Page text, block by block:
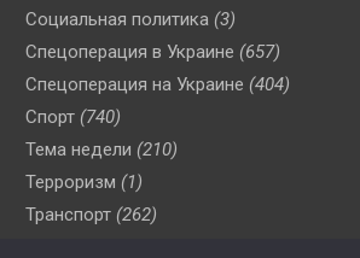
Социальная политика (3)
Спецоперация в Украине (657)
Спецоперация на Украине (404)
Спорт (740)
Тема недели (210)
Терроризм (1)
Транспорт (262)